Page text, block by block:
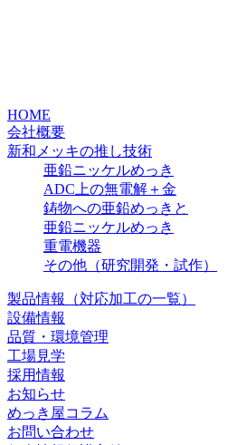
HOME
会社概要
新和メッキの推し技術
亜鉛ニッケルめっき
ADC上の無電解＋金
鋳物への亜鉛めっきと
亜鉛ニッケルめっき
重電機器
その他（研究開発・試作）
製品情報（対応加工の一覧）
設備情報
品質・環境管理
工場見学
採用情報
お知らせ
めっき屋コラム
お問い合わせ